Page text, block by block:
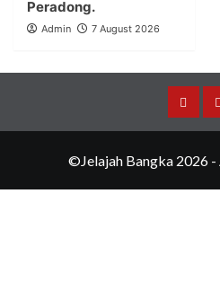
Peradong.
Admin 7 August 2026
©Jelajah Bangka 2026 -